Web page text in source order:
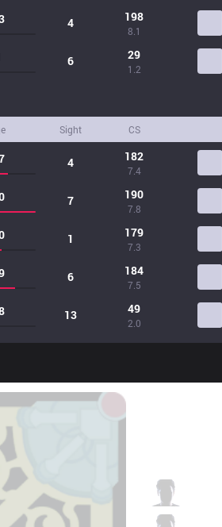
4 198
8.1
6 29
1.2
Sight CS
4 182
7.4
7 190
7.8
1 179
7.3
6 184
7.5
13 49
2.0